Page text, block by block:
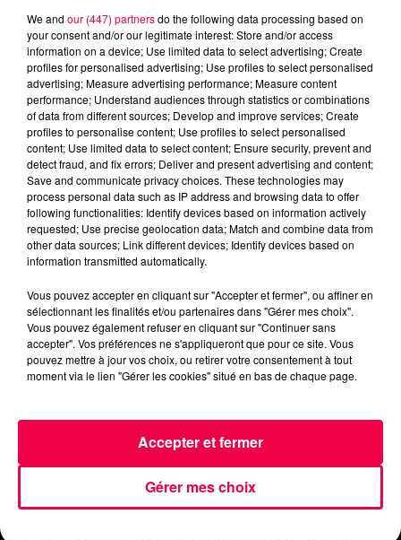
Flash infos
Crédit :Flash infos
INFOS
AGENDA
JEUX
PODCASTS
We and our (447) partnersdo the following data processing based on
your consent and/or our legitimate interest: Store and/or access
information on a device; Use limited data to select advertising; Create
profiles for personalised advertising; Use profiles to select personalised
advertising; Measure advertising performance; Measure content
performance; Understand audiences through statistics or combinations
of data from different sources; Develop and improve services; Create
profiles to personalise content; Use profiles to select personalised
content; Use limited data to select content; Ensure security, prevent and
detect fraud, and fix errors; Deliver and present advertising and content;
Save and communicate privacy choices. These technologies may
process personal data such as IP address and browsing data to offer
following functionalities: Identify devices based on information actively
requested; Use precise geolocation data; Match and combine data from
other data sources; Link different devices; Identify devices based on
information transmitted automatically.
Vous pouvez accepter en cliquant sur "Accepter et fermer", ou affiner en
sélectionnant les finalités et/ou partenaires dans "Gérer mes choix".
Vous pouvez également refuser en cliquant sur "Continuer sans
accepter". Vos préférences ne s'appliqueront que pour ce site. Vous
pouvez mettre à jour vos choix, ou retirer votre consentement à tout
moment via le lien "Gérer les cookies" situé en bas de chaque page.
Gérer mes choix
Accepter et fermer